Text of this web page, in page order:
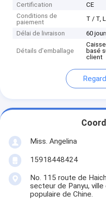
Certification
CE
Conditions de
paiement
T / T,
Délai de livraison
60
Détails d'emballage
basé
client
Miss. Angelina
15918448424
No. 115 route de
secteur de Panyu, ville
populaire de Chine.